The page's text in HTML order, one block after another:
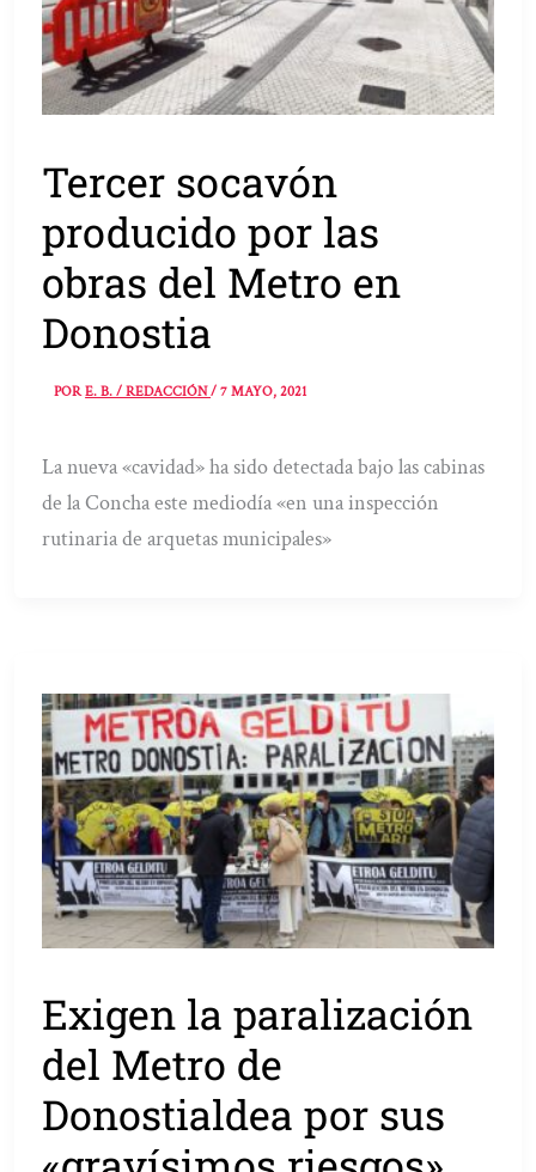
Tercer socavón
producido por las
obras del Metro en
Donostia
PORE. B. / REDACCIÓN/7 MAYO, 2021
La nueva «cavidad» ha sido detectada bajo las cabinas
de la Concha este mediodía «en una inspección
rutinaria de arquetas municipales»
Exigen la paralización
del Metro de
Donostialdea por sus